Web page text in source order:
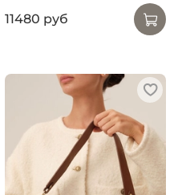
11480 руб